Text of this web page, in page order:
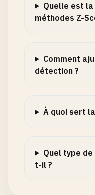
Quelle est
méthodes Z-
Comment
détection ?
À quoi sert
Quel type
t-il ?